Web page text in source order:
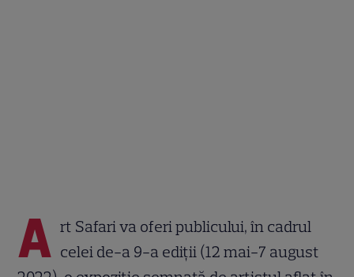
A rt Safari va oferi publicului, în cadrul
celei de-a 9-a ediții (12 mai-7 august